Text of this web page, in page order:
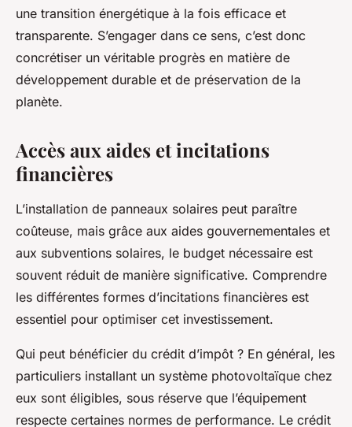
une transition énergétique à la fois efficace et
transparente. S’engager dans ce sens, c’est donc
concrétiser un véritable progrès en matière de
développement durable et de préservation de la
planète.
Accès aux aides et incitations
financières
L’installation de panneaux solaires peut paraître
coûteuse, mais grâce aux aides gouvernementales et
aux subventions solaires, le budget nécessaire est
souvent réduit de manière significative. Comprendre
les différentes formes d’incitations financières est
essentiel pour optimiser cet investissement.
Qui peut bénéficier du crédit d’impôt ? En général, les
particuliers installant un système photovoltaïque chez
eux sont éligibles, sous réserve que l’équipement
respecte certaines normes de performance. Le crédit